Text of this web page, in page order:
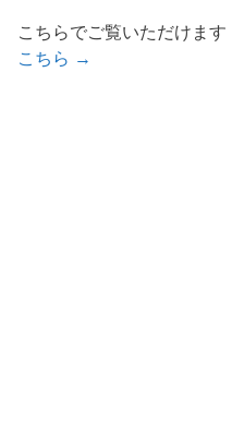
こちらでご覧いただけます
こちら →